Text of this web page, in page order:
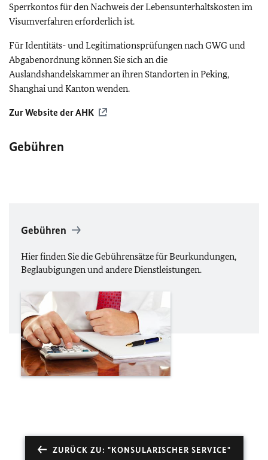
Sperrkontos für den Nachweis der Lebensunterhaltskosten im
Visumverfahren erforderlich ist.
Für Identitäts- und Legitimationsprüfungen nach GWG und
Abgabenordnung können Sie sich an die
Auslandshandelskammer an ihren Standorten in Peking,
Shanghai und Kanton wenden.
Zur Website derAHK
Gebühren
Gebühren
Hier finden Sie die Gebührensätze für Beurkundungen,
Beglaubigungen und andere Dienstleistungen.
ZURÜCK ZU: "KONSULARISCHER SERVICE"